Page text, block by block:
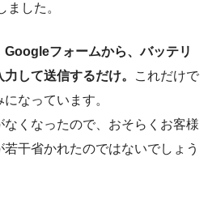
した。
Googleフォームから、バッテリ
して送信するだけ。
これだけで
なっています。
くなったので、おそらくお客様
干省かれたのではないでしょう